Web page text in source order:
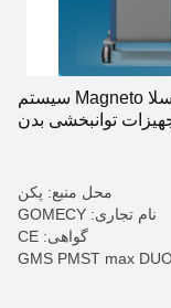
ورود جدید دو کانال PMST MAX DUO 7 تسلا Magneto سیستم
توانبخشی بدن
محل منبع: پکن
نام تجاری: GOMECY
گواهی: CE